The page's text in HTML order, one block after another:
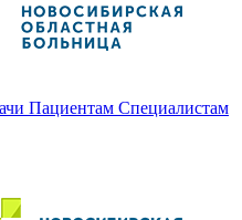
Пациентам Специалистам